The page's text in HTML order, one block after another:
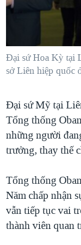
NGƯỜI VIỆT HẢI
KINH TẾ
VĂN HOÁ
THỂ THAO
GIÁO DỤC
HÀNH TRÌNH BẦU
MỘT NĂM CHIẾN
GIẢI MÃ VÀNH
NGÀY TỊ NẠN
GROUND ZERO –
CÁC GIÁ TRỊ
TRỊNH VĨNH BÌNH
NGƯ DÂN VIỆT
VIDEO
MẠNG XÃ HỘI
Ngôn ngữ khác
Đại sứ Hoa Kỳ tại
sở Liên hiệp quốc
Đại sứ Mỹ tại
Tổng thống
những người
trưởng, thay thế
Tổng thống
Năm chấp nhận
vẫn tiếp tục vai
thành viên quan